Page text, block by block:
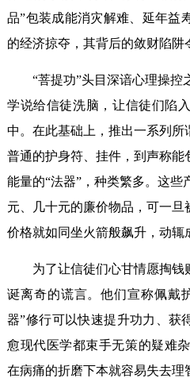
品”包装成能消灾解难、延年益
的经济掠夺，其背后的敛财陷阱
“菩提功”头目深谙心理操控
学说给信徒洗脑，让信徒们陷
中。在此基础上，推出一系列所
普通的护身符、挂件，到声称能
能量的“法器”，种类繁多。这
元、几十元的廉价物品，可一旦
价格就如同坐火箭般飙升，动辄
为了让信徒们心甘情愿掏钱
诞离奇的谎言。他们宣称佩戴
器”修行可以快速提升功力、获
愈现代医学都束手无策的疑难
在病痛的折磨下本就容易失去理